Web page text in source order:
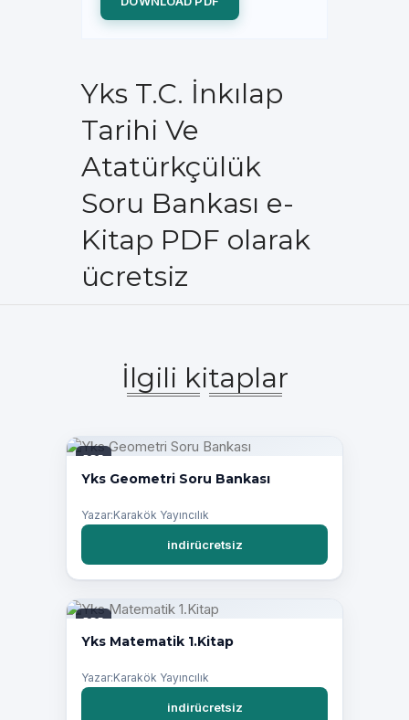
Yks T.C. İnkılap
Tarihi Ve
Atatürkçülük
Soru Bankası e-
Kitap PDF olarak
ücretsiz
İlgili kitaplar
PDF
Yks Geometri Soru Bankası
Yazar:Karakök Yayıncılık
indirücretsiz
PDF
Yks Matematik 1.Kitap
Yazar:Karakök Yayıncılık
indirücretsiz